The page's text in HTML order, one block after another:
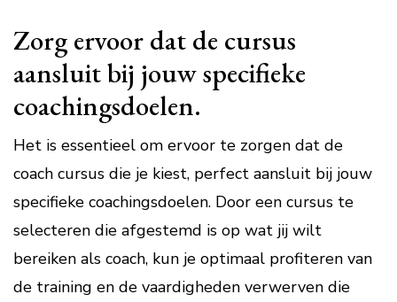
Zorg ervoor dat de cursus
aansluit bij jouw specifieke
coachingsdoelen.
Het is essentieel om ervoor te zorgen dat de
coach cursus die je kiest, perfect aansluit bij jouw
specifieke coachingsdoelen. Door een cursus te
selecteren die afgestemd is op wat jij wilt
bereiken als coach, kun je optimaal profiteren van
de training en de vaardigheden verwerven die